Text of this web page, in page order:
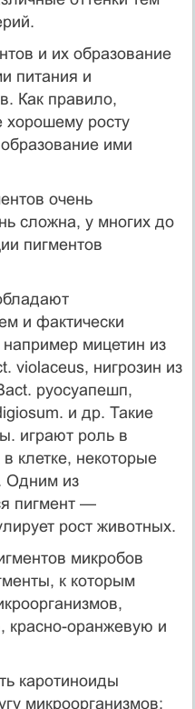
и их образование
питания и
Как правило,
хорошему росту
ими
очень
сложна, у многих до
пигментов
и фактически
мицетин из
violaceus, нигрозин из
руосуапешп,
и др. Такие
играют роль в
клетке, некоторые
Одним из
пигмент —
рост животных.
микробов
к которым
красно-оранжевую и
каротиноиды
микроорганизмов: